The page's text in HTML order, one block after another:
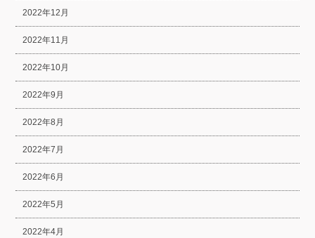
2022年12月
2022年11月
2022年10月
2022年9月
2022年8月
2022年7月
2022年6月
2022年5月
2022年4月